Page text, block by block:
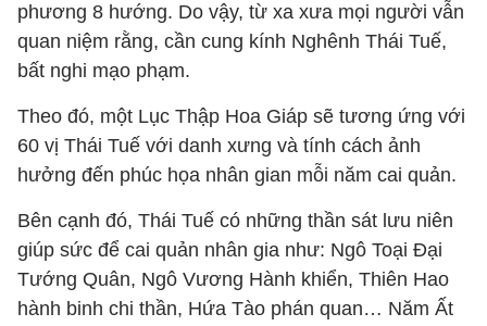
phương 8 hướng. Do vậy, từ xa xưa mọi người vẫn
quan niệm rằng, cần cung kính Nghênh Thái Tuế,
bất nghi mạo phạm.
Theo đó, một Lục Thập Hoa Giáp sẽ tương ứng với
60 vị Thái Tuế với danh xưng và tính cách ảnh
hưởng đến phúc họa nhân gian mỗi năm cai quản.
Bên cạnh đó, Thái Tuế có những thần sát lưu niên
giúp sức để cai quản nhân gia như: Ngô Toại Đại
Tướng Quân, Ngô Vương Hành khiển, Thiên Hao
hành binh chi thần, Hứa Tào phán quan… Năm Ất